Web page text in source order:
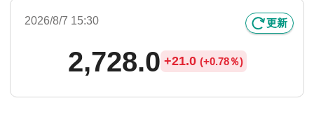
2026/8/7 15:30 更新
2,728.0 +21.0 (+0.78％)